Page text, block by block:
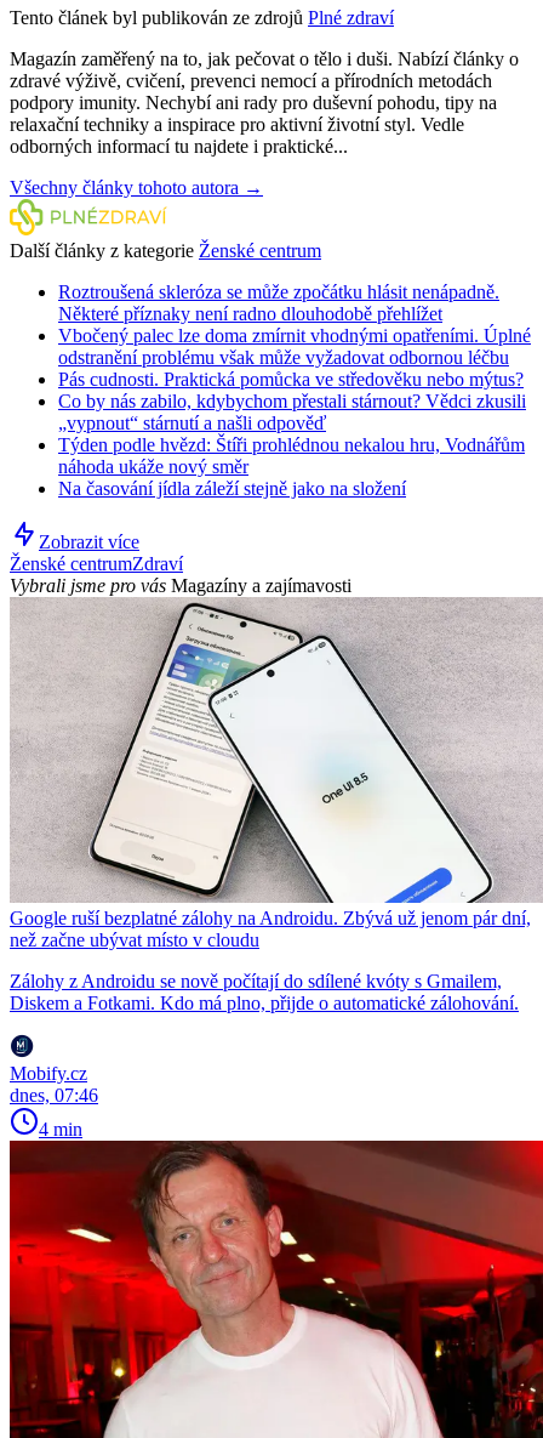
Tento článek byl publikován ze zdrojů Plné zdraví
Magazín zaměřený na to, jak pečovat o tělo i duši. Nabízí články o
zdravé výživě, cvičení, prevenci nemocí a přírodních metodách
podpory imunity. Nechybí ani rady pro duševní pohodu, tipy na
relaxační techniky a inspirace pro aktivní životní styl. Vedle
odborných informací tu najdete i praktické...
Všechny články tohoto autora →
Další články z kategorie Ženské centrum
Roztroušená skleróza se může zpočátku hlásit nenápadně.
Některé příznaky není radno dlouhodobě přehlížet
Vbočený palec lze doma zmírnit vhodnými opatřeními. Úplné
odstranění problému však může vyžadovat odbornou léčbu
Pás cudnosti. Praktická pomůcka ve středověku nebo mýtus?
Co by nás zabilo, kdybychom přestali stárnout? Vědci zkusili
„vypnout“ stárnutí a našli odpověď
Týden podle hvězd: Štíři prohlédnou nekalou hru, Vodnářům
náhoda ukáže nový směr
Na časování jídla záleží stejně jako na složení
Zobrazit více
Ženské centrumZdraví
Vybrali jsme pro vás Magazíny a zajímavosti
Google ruší bezplatné zálohy na Androidu. Zbývá už jenom pár dní,
než začne ubývat místo v cloudu
Zálohy z Androidu se nově počítají do sdílené kvóty s Gmailem,
Diskem a Fotkami. Kdo má plno, přijde o automatické zálohování.
Mobify.cz
dnes, 07:46
4 min